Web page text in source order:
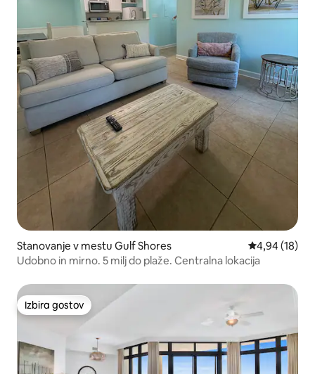
Stanovanje v mestu Gulf Shores Povprečna
4,94 (18)
Udobno in mirno. 5 milj do plaže. Centralna lokacija
Izbira gostov
Izbira gostov